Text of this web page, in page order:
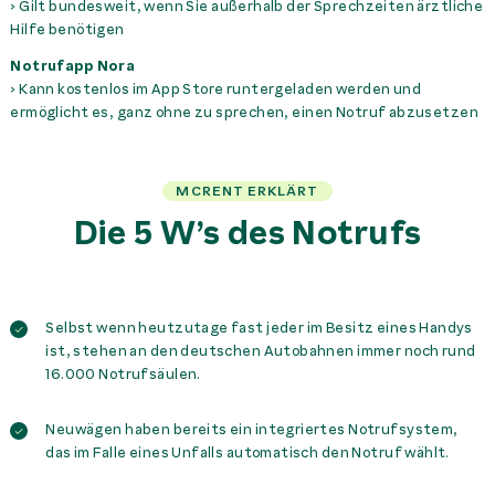
› Gilt bundesweit, wenn Sie außerhalb der Sprechzeiten ärztliche
Hilfe benötigen
Notrufapp Nora
› Kann kostenlos im App Store runtergeladen werden und
ermöglicht es, ganz ohne zu sprechen, einen Notruf abzusetzen
MCRENT ERKLÄRT
Die 5 W’s des Notrufs
Selbst wenn heutzutage fast jeder im Besitz eines Handys
ist, stehen an den deutschen Autobahnen immer noch rund
16.000 Notrufsäulen.
Neuwägen haben bereits ein integriertes Notrufsystem,
das im Falle eines Unfalls automatisch den Notruf wählt.